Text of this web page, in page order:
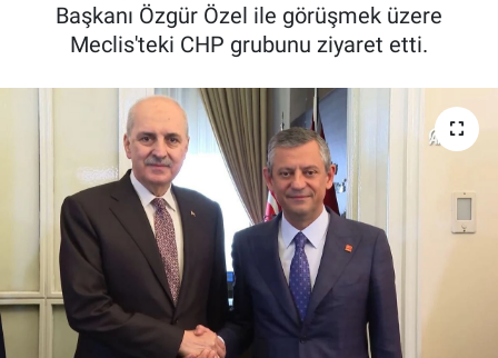
Başkanı Özgür Özel ile görüşmek üzere
Meclis'teki CHP grubunu ziyaret etti.